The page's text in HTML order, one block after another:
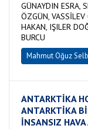
GÜNAYDIN ESRA,
ÖZGÜN, VASSİLEV
HAKAN, IŞILER
BURCU
Mahmut Oğuz
ANTARKTİKA
ANTARKTİKA
İNSANSIZ HAVA